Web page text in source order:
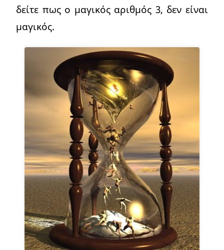
δείτε πως ο μαγικός αριθμός 3, δεν είναι
μαγικός.